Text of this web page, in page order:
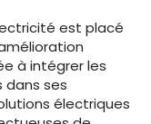
est placé
à intégrer les
dans ses
électriques